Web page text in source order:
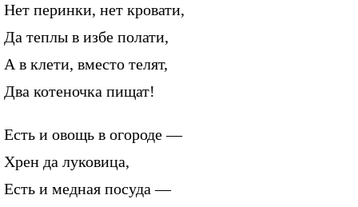
Нет перинки, нет кровати,
Да теплы в избе полати,
А в клети, вместо телят,
Два котеночка пищат!
Есть и овощь в огороде —
Хрен да луковица,
Есть и медная посуда —